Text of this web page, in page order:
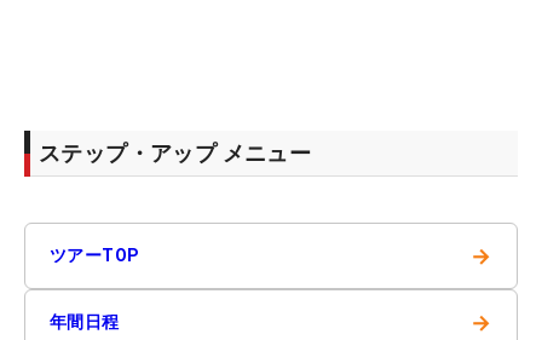
ステップ・アップ メニュー
ツアーTOP →
年間日程 →